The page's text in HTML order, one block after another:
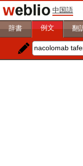
中国語
辞書 例文 翻